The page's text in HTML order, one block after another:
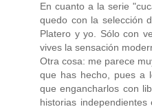
En cuanto a la serie
quedo con la selección
Platero y yo. Sólo con
vives la sensación
Otra cosa: me parece
que has hecho, pues a
que engancharlos con
historias